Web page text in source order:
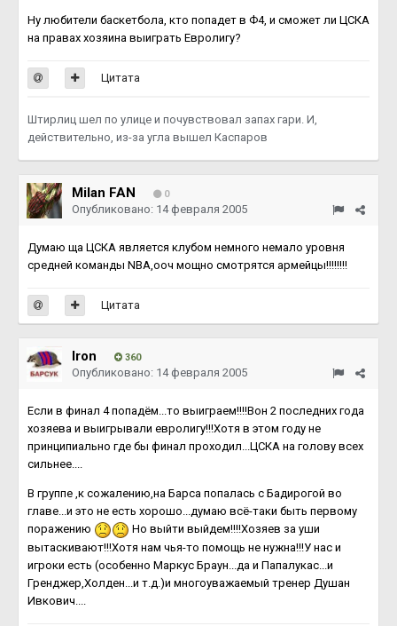
Ну любители баскетбола, кто попадет в Ф4, и сможет ли ЦСКА
на правах хозяина выиграть Евролигу?
Цитата
Штирлиц шел по улице и почувствовал запах гари. И,
действительно, из-за угла вышел Каспаров
Milan FAN 0
Опубликовано: 14 февраля 2005
Думаю ща ЦСКА является клубом немного немало уровня
средней команды NBA,ооч мощно смотрятся армейцы!!!!!!!!
Цитата
Iron 360
Опубликовано: 14 февраля 2005
Если в финал 4 попадём...то выиграем!!!!Вон 2 последних года
хозяева и выигрывали евролигу!!!Хотя в этом году не
принципиально где бы финал проходил...ЦСКА на голову всех
сильнее....
В группе ,к сожалению,на Барса попалась с Бадирогой во
главе...и это не есть хорошо...думаю всё-таки быть первому
поражению
Но выйти выйдем!!!!Хозяев за уши
вытаскивают!!!Хотя нам чья-то помощь не нужна!!!У нас и
игроки есть (особенно Маркус Браун...да и Папалукас...и
Гренджер,Холден...и т.д.)и многоуважаемый тренер Душан
Ивкович....